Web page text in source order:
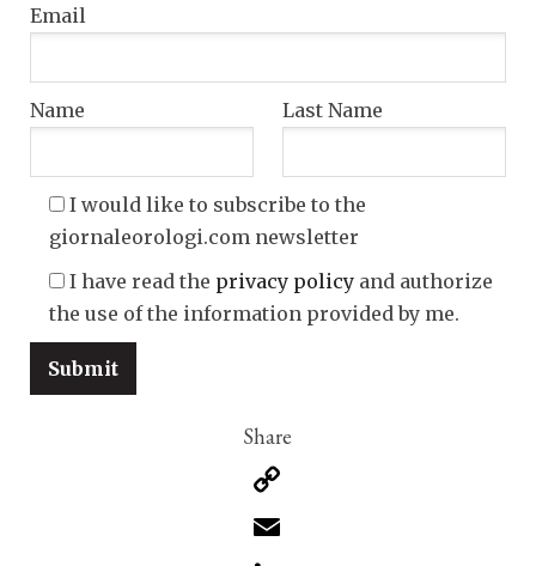
Email
Name Last Name
I would like to subscribe to the
giornaleorologi.com newsletter
I have read the privacy policy and authorize
the use of the information provided by me.